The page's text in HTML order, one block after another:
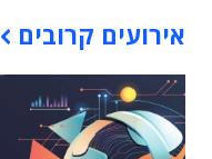
אירועים קרובים